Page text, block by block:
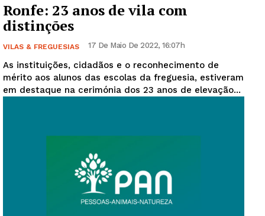
Ronfe: 23 anos de vila com
distinções
VILAS & FREGUESIAS 17 De Maio De 2022, 16:07h
As instituições, cidadãos e o reconhecimento de
mérito aos alunos das escolas da freguesia, estiveram
em destaque na cerimónia dos 23 anos de elevação...